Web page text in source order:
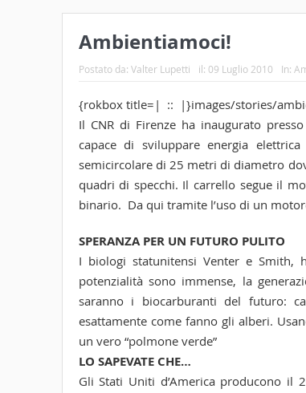
Ambientiamoci!
Postato da: Valter Lupetti il: 09 Luglio 2010 In:
{rokbox title=| :: |}images/stories/
Il CNR di Firenze ha inaugurato
capace di sviluppare energia
semicircolare di 25 metri di diametro
quadri di specchi. Il carrello segue il
binario. Da qui tramite l’uso di un
SPERANZA PER UN FUTURO PULITO
I biologi statunitensi Venter e Smith,
potenzialità sono immense, la
saranno i biocarburanti del futuro:
esattamente come fanno gli alberi.
un vero “polmone verde”
LO SAPEVATE CHE…
Gli Stati Uniti d’America producono